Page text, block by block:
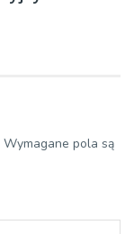
Wymagane pola są